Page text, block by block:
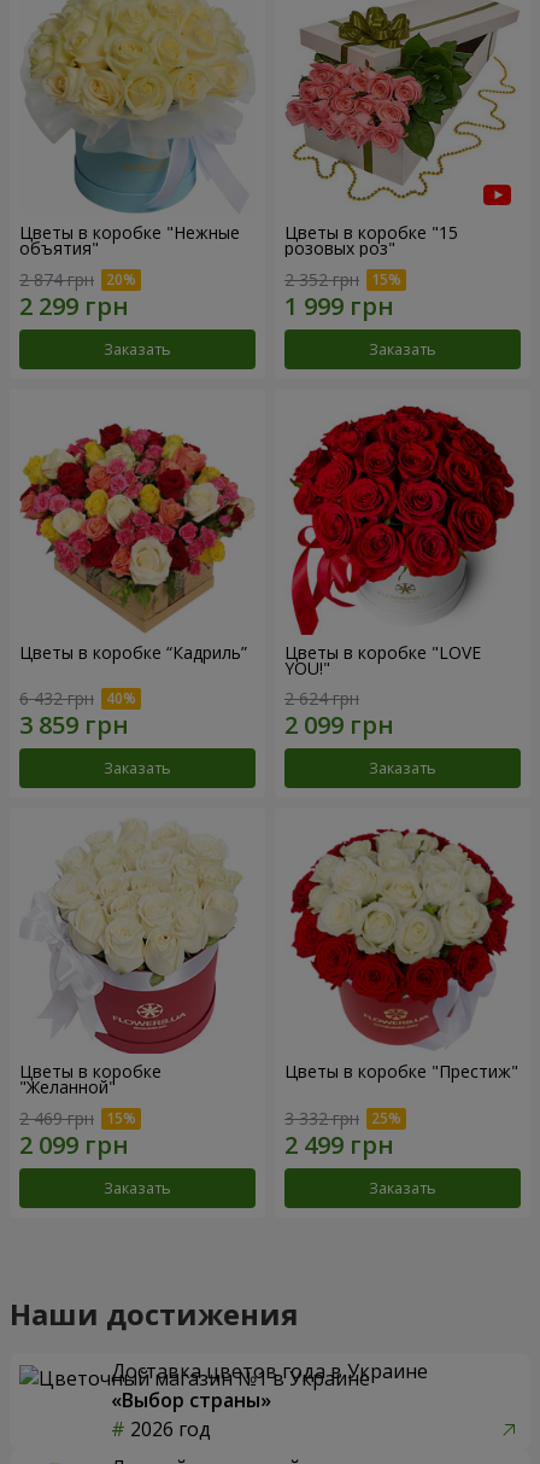
Цветы в коробке "Нежные
объятия"
2 874 грн
Заказать
Цветы в коробке "15
розовых роз"
2 352 грн
Заказать
Цветы в коробке “Кадриль”
6 432 грн
Заказать
Цветы в коробке "LOVE
YOU!"
2 624 грн
Заказать
Цветы в коробке
"Желанной"
2 469 грн
Заказать
Цветы в коробке "Престиж"
3 332 грн
Заказать
Наши достижения
Доставка цветов года в Украине
«Выбор страны»
2026 год